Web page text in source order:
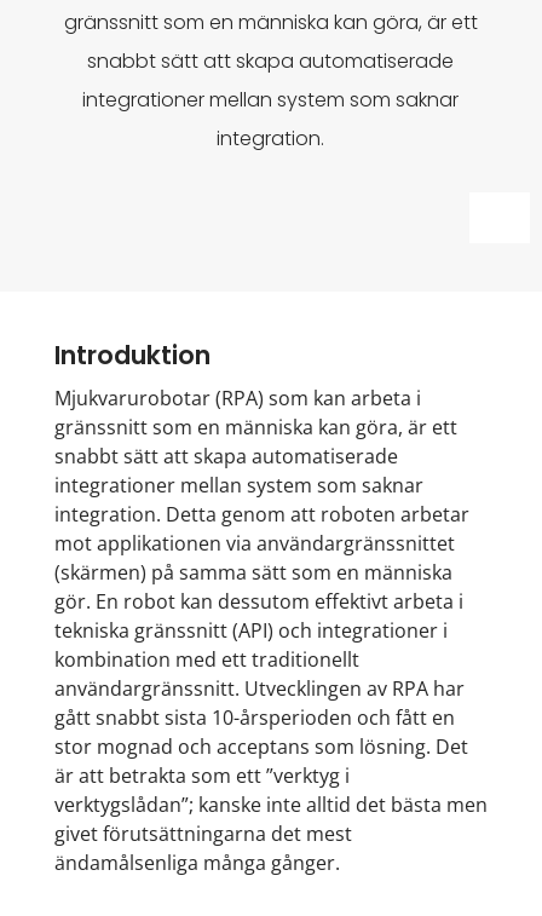
gränssnitt som en människa kan göra, är ett
snabbt sätt att skapa automatiserade
integrationer mellan system som saknar
integration.
Introduktion
Mjukvarurobotar (RPA) som kan arbeta i
gränssnitt som en människa kan göra, är ett
snabbt sätt att skapa automatiserade
integrationer mellan system som saknar
integration. Detta genom att roboten arbetar
mot applikationen via användargränssnittet
(skärmen) på samma sätt som en människa
gör. En robot kan dessutom effektivt arbeta i
tekniska gränssnitt (API) och integrationer i
kombination med ett traditionellt
användargränssnitt. Utvecklingen av RPA har
gått snabbt sista 10-årsperioden och fått en
stor mognad och acceptans som lösning. Det
är att betrakta som ett ”verktyg i
verktygslådan”; kanske inte alltid det bästa men
givet förutsättningarna det mest
ändamålsenliga många gånger.